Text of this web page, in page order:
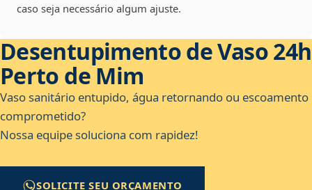
caso seja necessário algum ajuste.
Desentupimento de Vaso 24h
Perto de Mim
Vaso sanitário entupido, água retornando ou escoamento
comprometido?
Nossa equipe soluciona com rapidez!
SOLICITE SEU ORÇAMENTO